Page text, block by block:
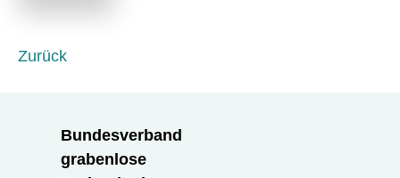
d
Zurück
Bundesverband
grabenlose